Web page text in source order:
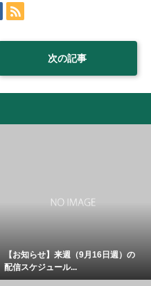
次の記事
【お知らせ】来週（9月16日週）の
配信スケジュール...